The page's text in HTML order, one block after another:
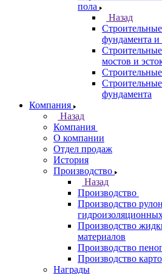
пола
Назад
фундамента и
мостов и
фундамента
Компания
Назад
Компания
О компании
Отдел продаж
История
Производство
Назад
Производство
Производство
Производство
материалов
Производство
Производство
Награды